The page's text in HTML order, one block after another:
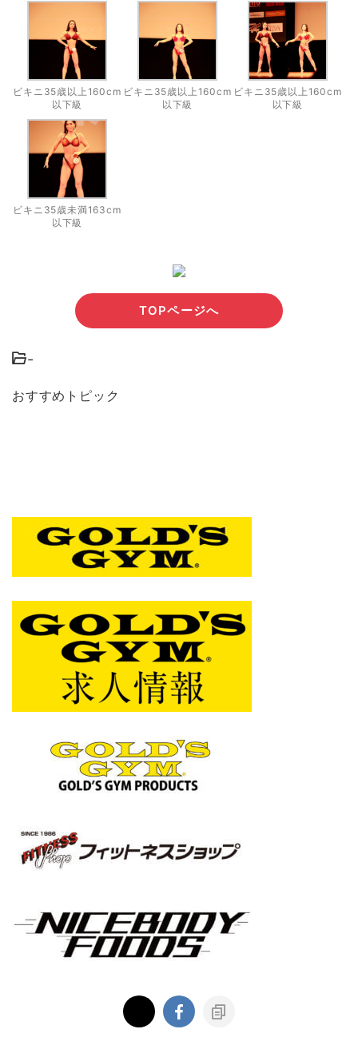
ビキニ35歳以上160cm
以下級
ビキニ35歳以上160cm
以下級
ビキニ35歳以上160cm
以下級
ビキニ35歳未満163cm
以下級
TOPページへ
-
おすすめトピック